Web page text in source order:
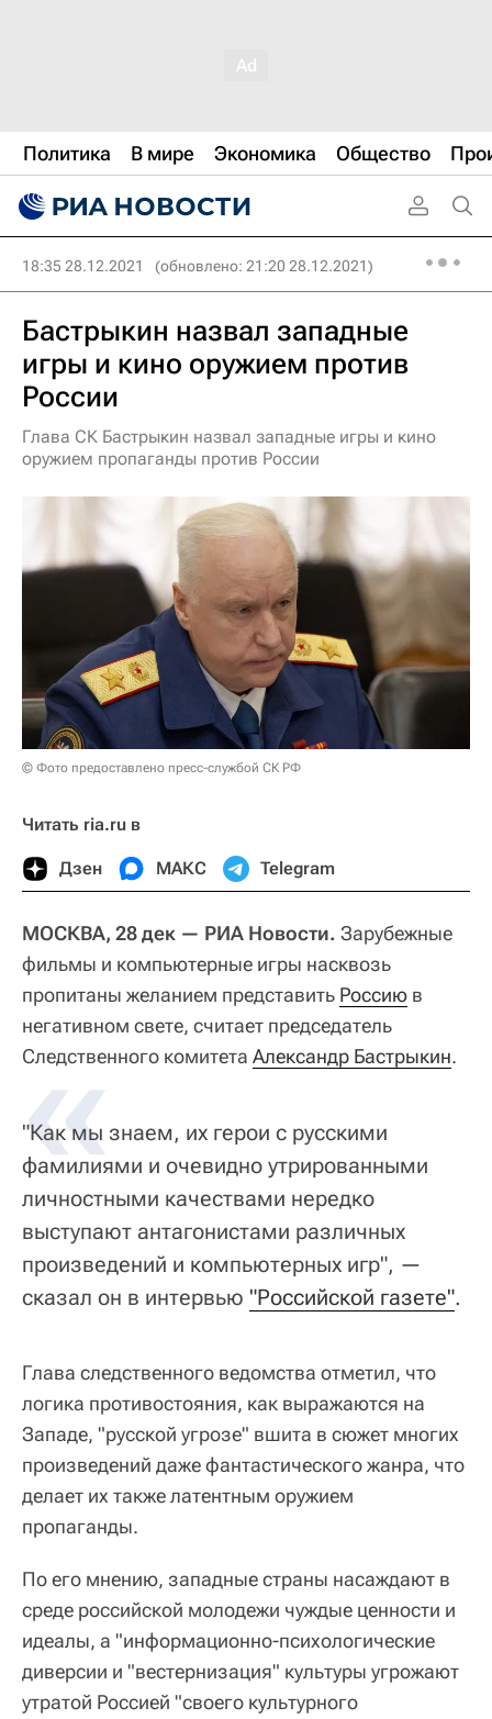
Политика В мире Экономика Общество
18:35 28.12.2021 (обновлено: 21:20 28.12.2021)
Бастрыкин назвал западные
игры и кино оружием против
России
Глава СК Бастрыкин назвал западные игры и кино
оружием пропаганды против России
© Фото предоставлено пресс-службой СК РФ
Читать ria.ru в
Дзен МАКС Telegram
МОСКВА, 28 дек — РИА Новости. Зарубежные
фильмы и компьютерные игры насквозь
пропитаны желанием представить Россию в
негативном свете, считает председатель
Следственного комитета Александр Бастрыкин.
«
"Как мы знаем, их герои с русскими
фамилиями и очевидно утрированными
личностными качествами нередко
выступают антагонистами различных
произведений и компьютерных игр", —
сказал он в интервью "Российской газете".
Глава следственного ведомства отметил, что
логика противостояния, как выражаются на
Западе, "русской угрозе" вшита в сюжет многих
произведений даже фантастического жанра, что
делает их также латентным оружием
пропаганды.
По его мнению, западные страны насаждают в
среде российской молодежи чуждые ценности и
идеалы, а "информационно-психологические
диверсии и "вестернизация" культуры угрожают
утратой Россией "своего культурного